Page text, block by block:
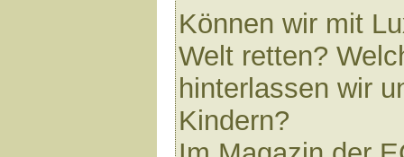
Können wir mit
Welt retten?
hinterlassen wir
Kindern?